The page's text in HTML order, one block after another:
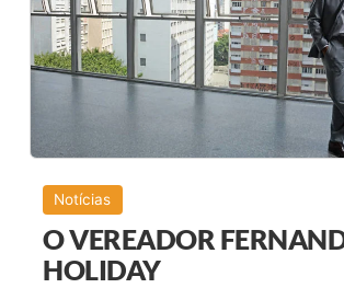
Ó
C
O
S
T
Í
O
Notícias
O VEREADOR
HOLIDAY